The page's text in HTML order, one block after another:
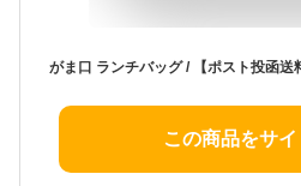
この商品をサ